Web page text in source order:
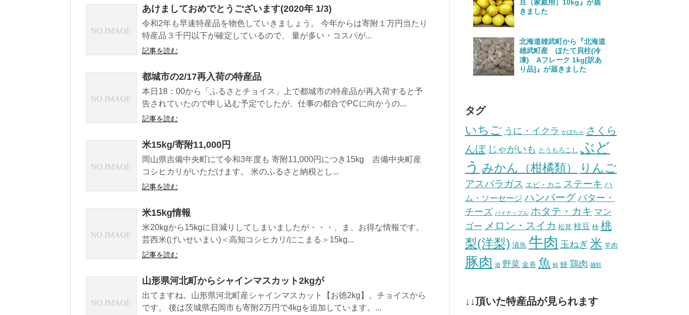
あけましておめでとうございます(2020年 1/3)
令和2年も早速特産品を物色していきましょう。 今年からは寄附１万円当たり
特産品３千円以下が確定しているので、 量が多い・コスパが...
記事を読む
都城市の2/17再入荷の特産品
本日18：00から「ふるさとチョイス」上で都城市の特産品が再入荷すると予
告されていたので申し込む予定でしたが、仕事の都合でPCに向かうの...
記事を読む
米15kg/寄附11,000円
岡山県吉備中央町にて令和3年度も 寄附11,000円につき15kg 吉備中央町産
コシヒカリがいただけます。 米のふるさと納税とし...
記事を読む
米15kg情報
米20kgから15kgに目減りしてしまいましたが・・・、ま、お得な情報です。
芸西米(げいせいまい)＜高知コシヒカリ/にこまる＞15kg...
記事を読む
山形県河北町からシャインマスカット2kgが
出てますね。山形県河北町産シャインマスカット【お徳2kg】。チョイスから
です。 後は茨城県石岡市も寄附2万円で4kgを追加しています。...
旦（家庭用）10kg』が届
きました
北海道雄武町から『北海道
雄武町産 ほたて貝柱(冷
凍) Aフレーク 1kg[訳あ
り品]』が届きました
タグ
いちご うに・イクラ かぼちゃ さくら
んぼ じゃがいも とうもろこし ぶど
う みかん（柑橘類） りんご
アスパラガス エビ・カニ ステーキ ハ
ム・ソーセージ ハンバーグ バター・
チーズ パイナップル ホタテ・カキ マン
ゴー メロン・スイカ 松茸 枝豆 柿 桃
梨(洋梨) 漬魚 牛肉 玉ねぎ 米 羊肉
豚肉 酒 野菜 金券 魚 鮪 鰻 鶏肉 麺類
↓↓頂いた特産品が見られます